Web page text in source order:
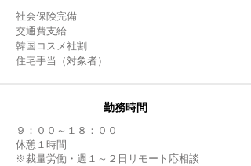
社会保険完備
交通費支給
韓国コスメ社割
住宅手当（対象者）
​勤務時間
９：００～１８：００
休憩１時間
※裁量労働・週１～２日リモート応相談